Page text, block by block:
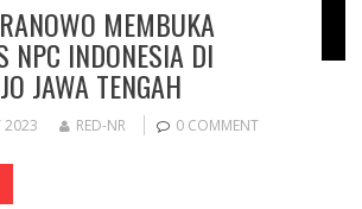
MEMBUKA
NPC INDONESIA DI
JAWA TENGAH
2023 RED-NR 0 COMMENT